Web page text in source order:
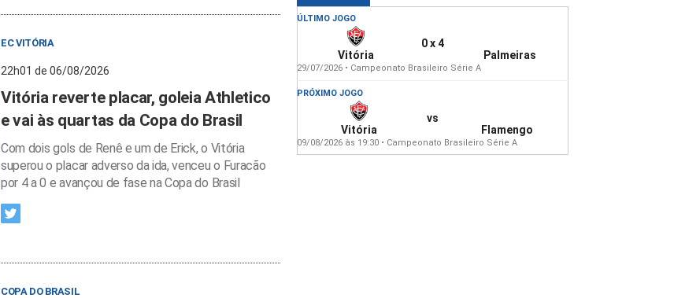
EC VITÓRIA
22h01 de 06/08/2026
Vitória reverte placar, goleia Athletico
e vai às quartas da Copa do Brasil
Com dois gols de Renê e um de Erick, o Vitória
superou o placar adverso da ida, venceu o Furacão
por 4 a 0 e avançou de fase na Copa do Brasil
COPA DO BRASIL
ÚLTIMO JOGO
Vitória
0 x 4
Palmeiras
29/07/2026 • Campeonato Brasileiro Série A
PRÓXIMO JOGO
Vitória
vs
Flamengo
09/08/2026 às 19:30 • Campeonato Brasileiro Série A